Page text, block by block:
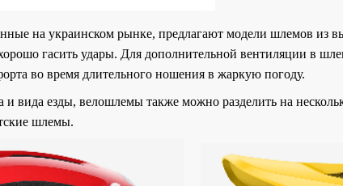
на украинском рынке, предлагают модели шлемов из
гасить удары. Для дополнительной вентиляции в
во время длительного ношения в жаркую погоду.
и вида езды, велошлемы также можно разделить на
шлемы.